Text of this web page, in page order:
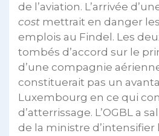
de l’aviation. L’arrivée
cost mettrait en danger
emplois au Findel. Les
tombés d’accord sur le
d’une compagnie
constituerait pas un
Luxembourg en ce qui
d’atterrissage. L’OGBL a
de la ministre d’intensifier